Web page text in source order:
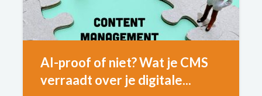
AI-proof of niet? Wat je CMS
verraadt over je digitale...